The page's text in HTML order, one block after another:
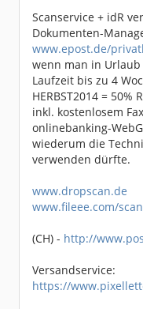
Scanservice + idR
Dokumenten-
www.epost.de/
wenn man in Urlaub
Laufzeit bis zu 4
HERBST2014 = 50%
inkl. kostenlosem
onlinebanking-
wiederum die
verwenden dürfte.
www.dropscan.de
www.fileee.com/
(CH) - http://
Versandservice:
https://